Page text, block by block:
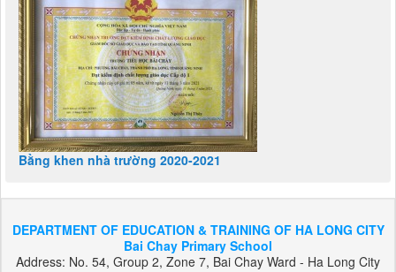
Bằng khen nhà trường 2020-2021
DEPARTMENT OF EDUCATION & TRAINING OF HA LONG CITY
Bai Chay Primary School
Address: No. 54, Group 2, Zone 7, Bai Chay Ward - Ha Long City